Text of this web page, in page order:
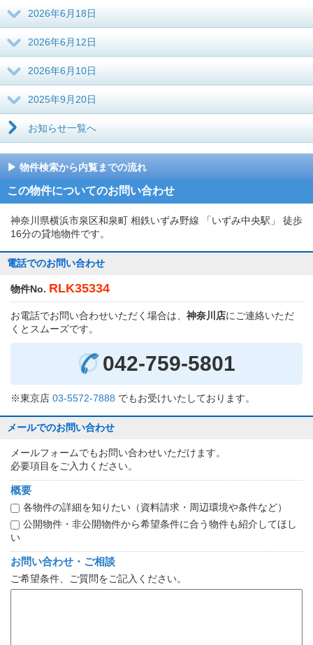
2026年6月18日
2026年6月12日
2026年6月10日
2025年9月20日
お知らせ一覧へ
物件検索から内覧までの流れ
この物件についてのお問い合わせ
神奈川県横浜市泉区和泉町 相鉄いずみ野線 「いずみ中央駅」 徒歩
16分の貸地物件です。
電話でのお問い合わせ
物件No. RLK35334
お電話でお問い合わせいただく場合は、 神奈川店にご連絡いただ
くとスムーズです。
042-759-5801
※東京店 03-5572-7888 でもお受けいたしております。
メールでのお問い合わせ
メールフォームでもお問い合わせいただけます。
必要項目をご入力ください。
概要
各物件の詳細を知りたい（資料請求・周辺環境や条件など）
公開物件・非公開物件から希望条件に合う物件も紹介してほし
い
お問い合わせ・ご相談
ご希望条件、ご質問をご記入ください。